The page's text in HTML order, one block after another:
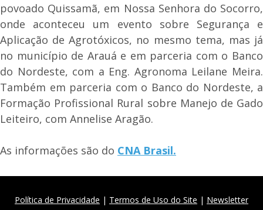
povoado Quissamã, em Nossa Senhora do Socorro,
onde aconteceu um evento sobre Segurança e
Aplicação de Agrotóxicos, no mesmo tema, mas já
no município de Arauá e em parceria com o Banco
do Nordeste, com a Eng. Agronoma Leilane Meira.
Também em parceria com o Banco do Nordeste, a
Formação Profissional Rural sobre Manejo de Gado
Leiteiro, com Annelise Aragão.
As informações são do CNA Brasil.
Política de Privacidade | Termos de Uso do Site | Newsletter